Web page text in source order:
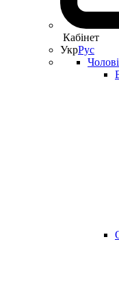
Кабінет
УкрРус